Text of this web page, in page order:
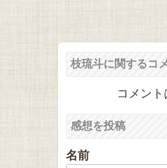
枝琉斗に関するコ
コメン
感想を投稿
名前